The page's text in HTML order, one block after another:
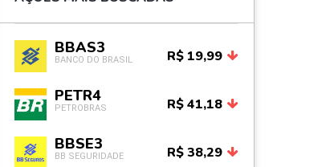
BBAS3
BANCO DO BRASIL R$ 19,99
PETR4
PETROBRAS R$ 41,18
BBSE3
BB SEGURIDADE R$ 38,29